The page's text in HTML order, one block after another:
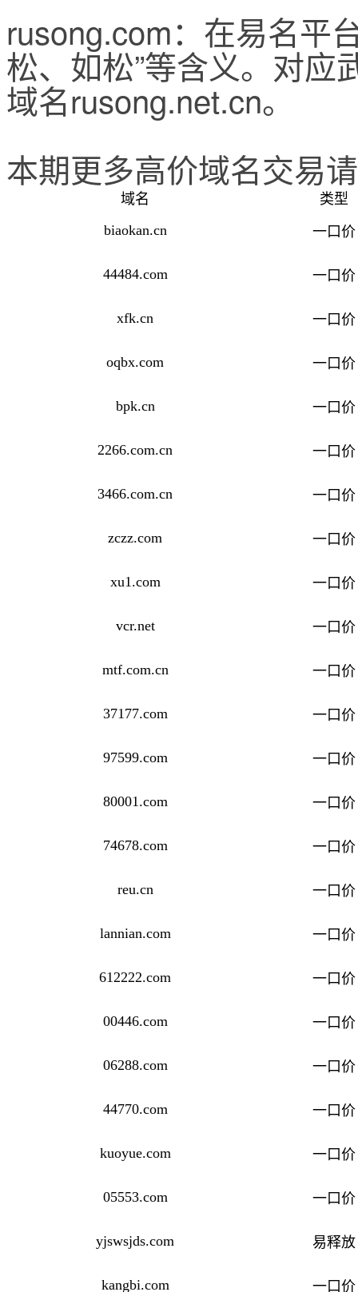
rusong.com：在易名平
松、如松”等含义。对应
域名rusong.net.cn。
本期更多高价域名交易
域名
类型
biaokan.cn
一口价
44484.com 一口价
xfk.cn 一口价
oqbx.com 一口价
bpk.cn 一口价
2266.com.cn 一口价
3466.com.cn 一口价
zczz.com 一口价
xu1.com 一口价
vcr.net 一口价
mtf.com.cn 一口价
37177.com 一口价
97599.com 一口价
80001.com 一口价
74678.com 一口价
reu.cn 一口价
lannian.com 一口价
612222.com 一口价
00446.com 一口价
06288.com 一口价
44770.com 一口价
kuoyue.com 一口价
05553.com 一口价
yjswsjds.com 易释放
kangbi.com 一口价